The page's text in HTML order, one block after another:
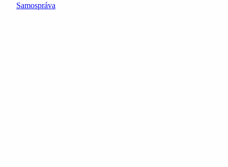
Samospráva